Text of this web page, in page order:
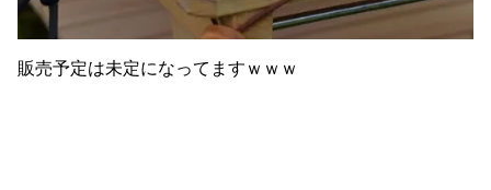
販売予定は未定になってますｗｗｗ